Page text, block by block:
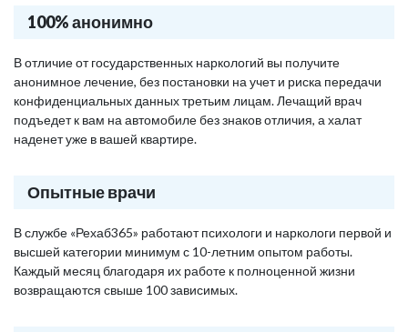
100% анонимно
В отличие от государственных наркологий вы получите
анонимное лечение, без постановки на учет и риска передачи
конфиденциальных данных третьим лицам. Лечащий врач
подъедет к вам на автомобиле без знаков отличия, а халат
наденет уже в вашей квартире.
Опытные врачи
В службе «Рехаб365» работают психологи и наркологи первой и
высшей категории минимум с 10-летним опытом работы.
Каждый месяц благодаря их работе к полноценной жизни
возвращаются свыше 100 зависимых.